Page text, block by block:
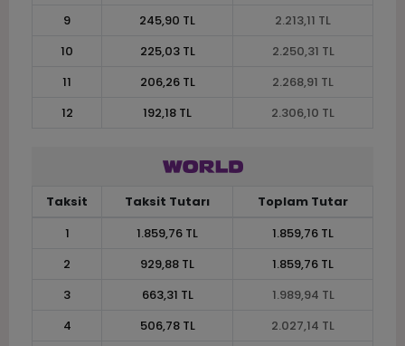
9
245,90 TL
2.213,11 TL
10
225,03 TL
2.250,31 TL
11
206,26 TL
2.268,91 TL
12
192,18 TL 2.306,10 TL
Taksit Taksit Tutarı
Toplam Tutar
1
1.859,76 TL
1.859,76 TL
2
929,88 TL
1.859,76 TL
3
663,31 TL
1.989,94 TL
4
506,78 TL
2.027,14 TL